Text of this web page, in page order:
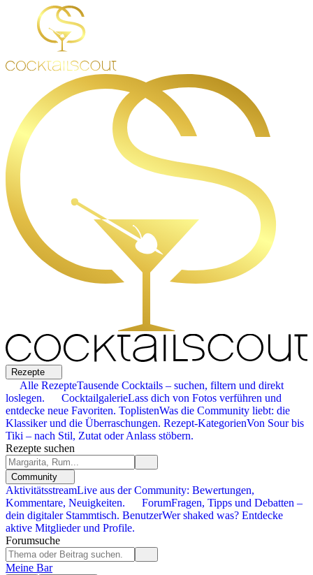
Rezepte
Alle RezepteTausende Cocktails – suchen, filtern und direkt
loslegen.
CocktailgalerieLass dich von Fotos verführen und
entdecke neue Favoriten. ToplistenWas die Community liebt: die
Klassiker und die Überraschungen. Rezept-KategorienVon Sour bis
Tiki – nach Stil, Zutat oder Anlass stöbern.
Rezepte suchen
Community
AktivitätsstreamLive aus der Community: Bewertungen,
Kommentare, Neuigkeiten.
ForumFragen, Tipps und Debatten –
dein digitaler Stammtisch. BenutzerWer shaked was? Entdecke
aktive Mitglieder und Profile.
Forumsuche
Meine Bar